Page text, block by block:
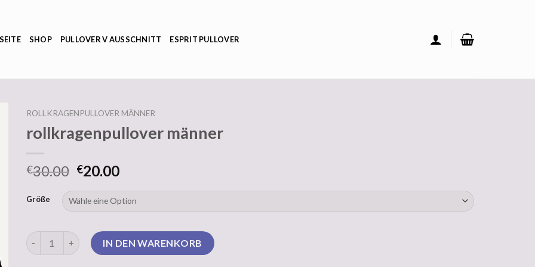
SHOP PULLOVER V AUSSCHNITT ESPRIT PULLOVER
ROLLKRAGENPULLOVER MÄNNER
rollkragenpullover männer
€30.00 €20.00
Größe
rollkragenpullover männer Menge
IN DEN WARENKORB